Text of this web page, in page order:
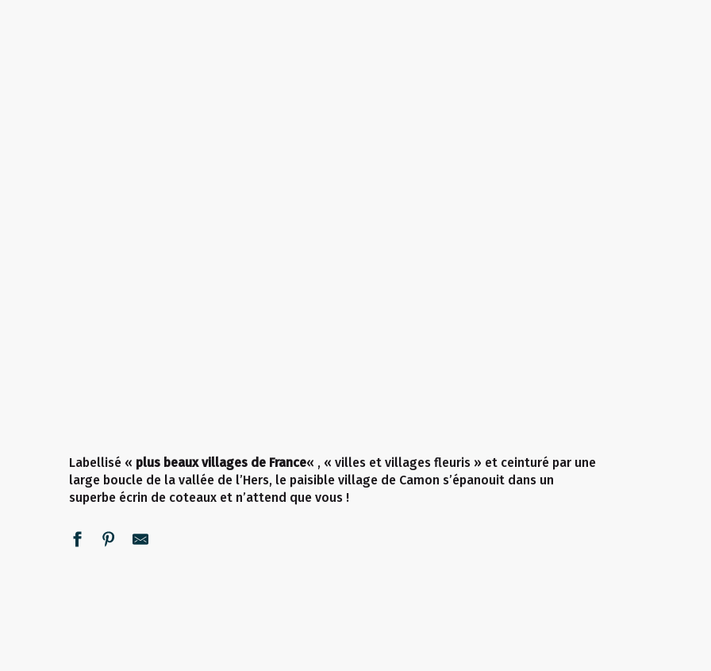
Labellisé « plus beaux villages de France« , « villes et villages fleuris » et ceinturé par une
large boucle de la vallée de l’Hers, le paisible village de Camon s’épanouit dans un
superbe écrin de coteaux et n’attend que vous !